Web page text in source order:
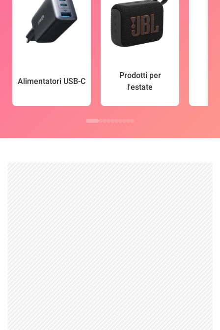
Alimentatori USB-C
Prodotti per
l'estate